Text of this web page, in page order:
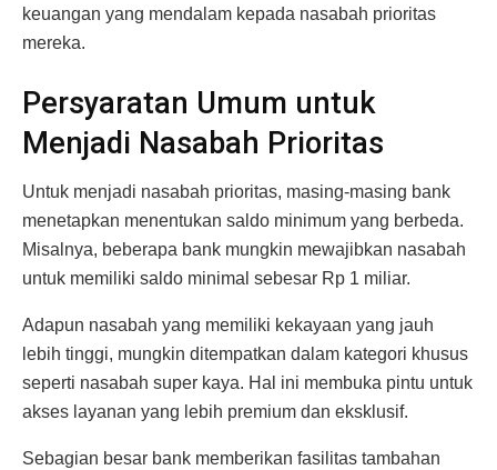
keuangan yang mendalam kepada nasabah prioritas
mereka.
Persyaratan Umum untuk
Menjadi Nasabah Prioritas
Untuk menjadi nasabah prioritas, masing-masing bank
menetapkan menentukan saldo minimum yang berbeda.
Misalnya, beberapa bank mungkin mewajibkan nasabah
untuk memiliki saldo minimal sebesar Rp 1 miliar.
Adapun nasabah yang memiliki kekayaan yang jauh
lebih tinggi, mungkin ditempatkan dalam kategori khusus
seperti nasabah super kaya. Hal ini membuka pintu untuk
akses layanan yang lebih premium dan eksklusif.
Sebagian besar bank memberikan fasilitas tambahan